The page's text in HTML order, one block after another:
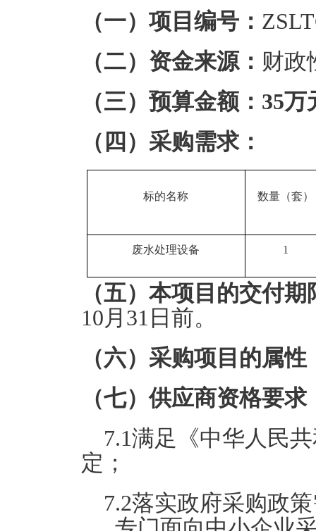
（一）项目编号：
（二）资金来源： 财政
（三）预算金额： 35万
（四）采购需求：
标的名称 数量（套）
废水处理设备 1
（五）本项目的交付期
10月31日前。
（六）采购项目的属性
（七）供应商资格要
7.1满足《中华人民
定；
7.2落实政府采购政